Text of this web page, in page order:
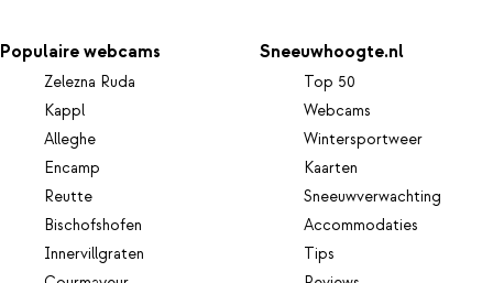
Populaire webcams
Zelezna Ruda
Kappl
Alleghe
Encamp
Reutte
Bischofshofen
Innervillgraten
Sneeuwhoogte.nl
Top 50
Webcams
Wintersportweer
Kaarten
Sneeuwverwachting
Accommodaties
Tips